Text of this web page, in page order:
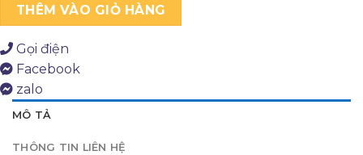
20/11
số
lượng
THÊM VÀO GIỎ HÀNG
Gọi điện
Facebook
zalo
MÔ TẢ
THÔNG TIN LIÊN HỆ